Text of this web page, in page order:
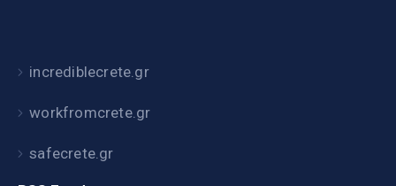
incrediblecrete.gr
workfromcrete.gr
safecrete.gr